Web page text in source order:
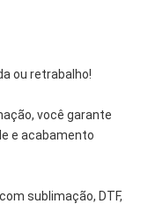
ou retrabalho!
você garante
e acabamento
sublimação, DTF,